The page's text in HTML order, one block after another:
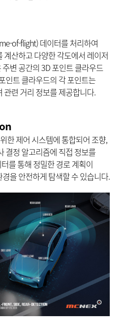
of-flight) 데이터를 처리하여
계산하고 다양한 각도에서 레이저
변 공간의 3D 포인트 클라우드
인트 클라우드의 각 포인트는
관련 거리 정보를 제공합니다.
한 제어 시스템에 통합되어 조향,
결정 알고리즘에 직접 정보를
를 통해 정밀한 경로 계획이
을 안전하게 탐색할 수 있습니다.